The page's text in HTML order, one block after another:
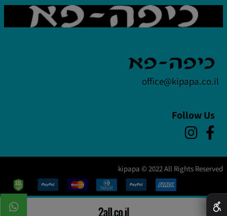
office@kipapa.co.il
Follow Us
kipapa © 2022 All Rights Reserved